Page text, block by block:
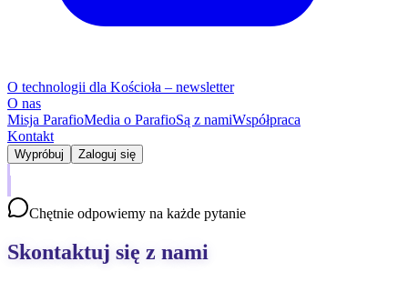
O technologii dla Kościoła – newsletter
O nas
Misja ParafioMedia o ParafioSą z namiWspółpraca
Kontakt
Wypróbuj Zaloguj się
Chętnie odpowiemy na każde pytanie
Skontaktuj się z nami